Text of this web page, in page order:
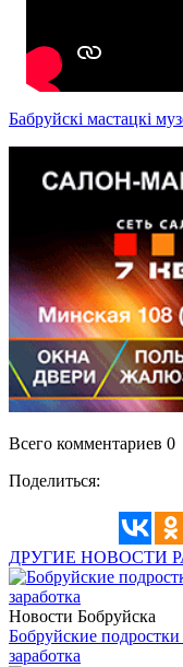
Бабруйскі мастацкі
Всего комментариев 0
Поделиться:
ДРУГИЕ НОВОСТИ
Новости Бобруйска
Бобруйские
заработка